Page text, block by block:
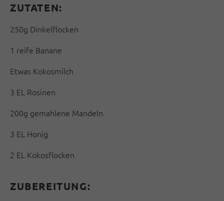
ZUTATEN:
250g Dinkelflocken
1 reife Banane
Etwas Kokosmilch
3 EL Rosinen
200g gemahlene Mandeln
3 EL Honig
2 EL Kokosflocken
ZUBEREITUNG: